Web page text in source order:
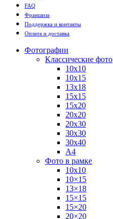
FAQ
Франшиза
Поддержка и контакты
Оплата и доставка
Фотографии
Классические фото
10х10
10х15
13х18
15х15
15х20
20х20
20х30
30х30
30х40
А4
Фото в рамке
10х10
10×15
13×18
15×15
15×20
20×20